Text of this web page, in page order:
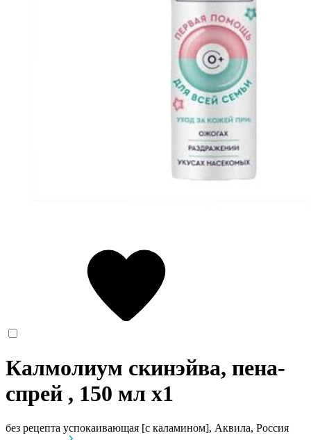
Калмолиум скинэйва, пена-
спрей , 150 мл x1
без рецепта успокаивающая [с каламином], Аквила, Россия